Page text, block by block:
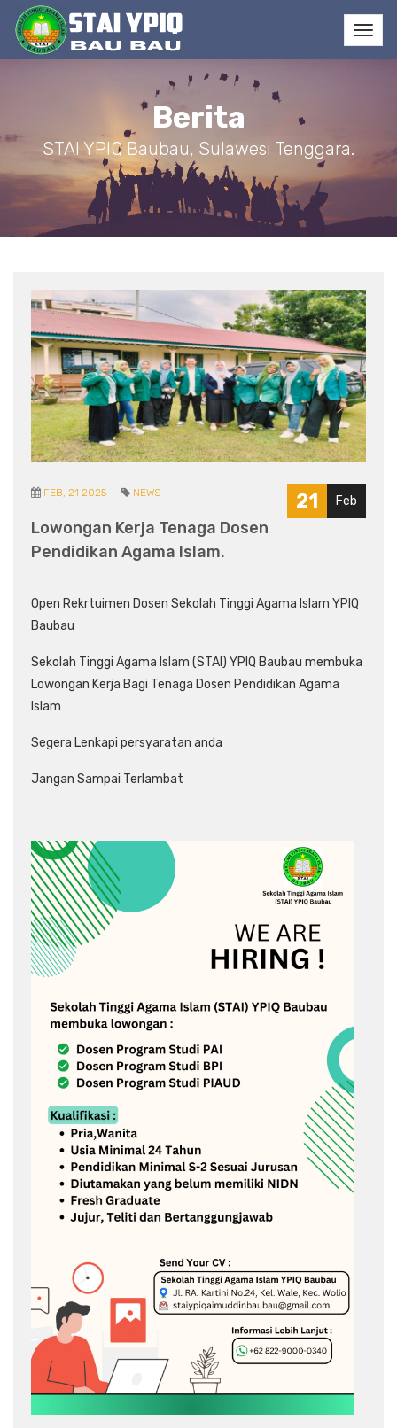
Berita
STAI YPIQ Baubau, Sulawesi Tenggara.
21 Feb
FEB, 21 2025 NEWS
Lowongan Kerja Tenaga Dosen
Pendidikan Agama Islam.
Open Rekrtuimen Dosen Sekolah Tinggi Agama Islam YPIQ
Baubau
Sekolah Tinggi Agama Islam (STAI) YPIQ Baubau membuka
Lowongan Kerja Bagi Tenaga Dosen Pendidikan Agama
Islam
Segera Lenkapi persyaratan anda
Jangan Sampai Terlambat